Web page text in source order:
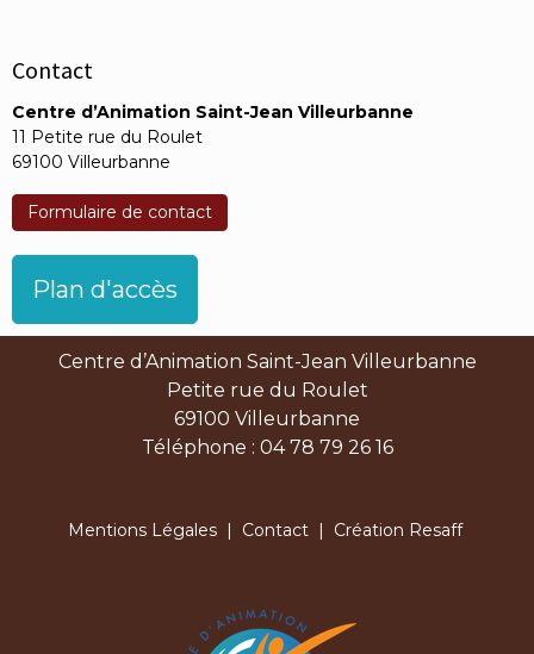
Contact
Centre d’Animation Saint-Jean Villeurbanne
11 Petite rue du Roulet
69100 Villeurbanne
Formulaire de contact
Plan d'accès
Centre d’Animation Saint-Jean Villeurbanne
Petite rue du Roulet
69100 Villeurbanne
Téléphone : 04 78 79 26 16
Mentions Légales| Contact| Création Resaff